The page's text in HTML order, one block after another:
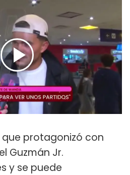
que protagonizó con
Guzmán Jr.
y se puede